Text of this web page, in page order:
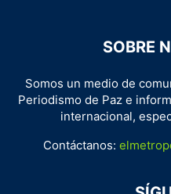
SOBRE
Somos un medio de
Periodismo de Paz e
internacional,
Contáctanos: